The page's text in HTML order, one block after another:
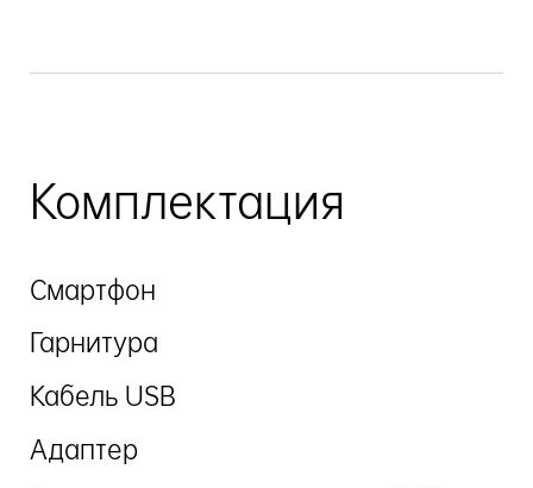
Комплектация
Смартфон
Гарнитура
Кабель USB
Адаптер